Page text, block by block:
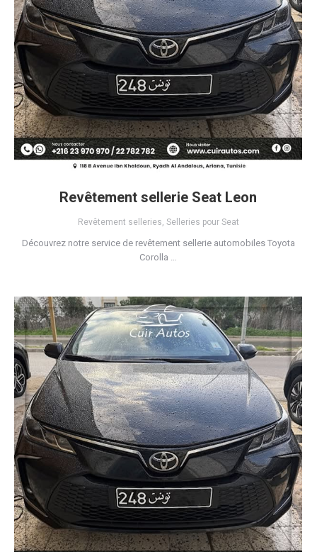
Revêtement sellerie Seat Leon
Revêtement selleries, Selleries pour Seat
Découvrez notre service de revêtement sellerie automobiles Toyota
Corolla …